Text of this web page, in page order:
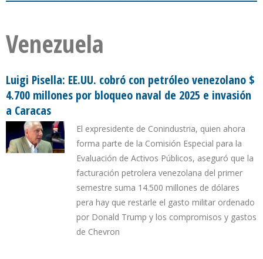
Venezuela
Luigi Pisella: EE.UU. cobró con petróleo venezolano $
4.700 millones por bloqueo naval de 2025 e invasión
a Caracas
El expresidente de Conindustria, quien ahora
forma parte de la Comisión Especial para la
Evaluación de Activos Públicos, aseguró que la
facturación petrolera venezolana del primer
semestre suma 14.500 millones de dólares
pera hay que restarle el gasto militar ordenado
por Donald Trump y los compromisos y gastos
de Chevron